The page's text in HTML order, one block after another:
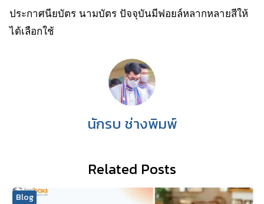
ประกาศนียบัตร นามบัตร ปัจจุบันมีฟอยล์หลากหลายสีให้
ได้เลือกใช้
นักรบ ช่างพิมพ์
Related Posts
Blog